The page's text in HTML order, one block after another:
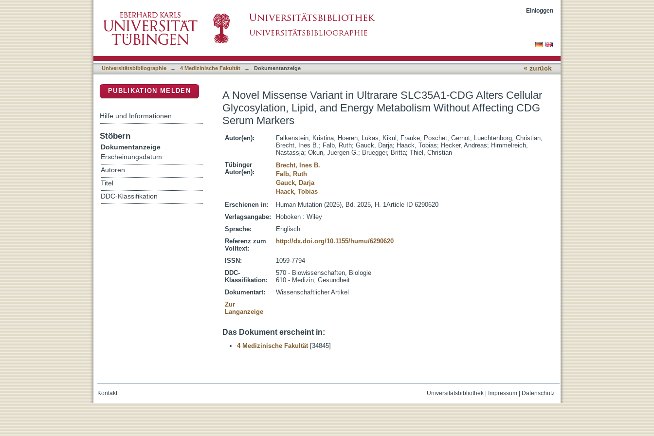
A Novel Missense Variant in Ultrarare SLC35A1-CDG Alters Cellular Glycosylation, Lipid, and
Energy Metabolism Without Affecting CDG Serum Markers
Einloggen
Universitätsbibliographie → 4 Medizinische Fakultät → Dokumentanzeige « zurück
A Novel Missense Variant in Ultrarare SLC35A1-CDG Alters Cellular
Glycosylation, Lipid, and Energy Metabolism Without Affecting CDG
Serum Markers
Autor(en): Falkenstein, Kristina; Hoeren, Lukas; Kikul, Frauke; Poschet, Gernot; Luechtenborg, Christian;
Brecht, Ines B.; Falb, Ruth; Gauck, Darja; Haack, Tobias; Hecker, Andreas; Himmelreich,
Nastassja; Okun, Juergen G.; Bruegger, Britta; Thiel, Christian
Tübinger
Autor(en):
Brecht, Ines B.
Falb, Ruth
Gauck, Darja
Haack, Tobias
Erschienen in:
Human Mutation (2025), Bd. 2025, H. 1Article ID 6290620
Verlagsangabe:
Hoboken : Wiley
Sprache:
Englisch
Referenz zum
Volltext:
http://dx.doi.org/10.1155/humu/6290620
ISSN:
1059-7794
DDC-
Klassifikation:
570 - Biowissenschaften, Biologie
610 - Medizin, Gesundheit
Dokumentart:
Wissenschaftlicher Artikel
Zur
Langanzeige
Das Dokument erscheint in:
4 Medizinische Fakultät[34845]
PUBLIKATION MELDEN
Hilfe und Informationen
Stöbern
Dokumentanzeige
Erscheinungsdatum
Autoren
Titel
DDC-Klassifikation
Universitätsbibliothek| Impressum| Datenschutz
Kontakt